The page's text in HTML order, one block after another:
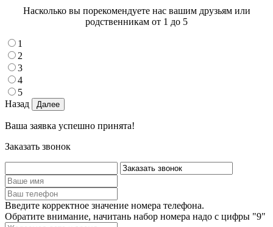
Насколько вы порекомендуете нас вашим друзьям или
родственникам от 1 до 5
1
2
3
4
5
Назад
Ваша заявка успешно принята!
Заказать звонок
Введите корректное значение номера телефона.
Обратите внимание, начитань набор номера надо с цифры "9"